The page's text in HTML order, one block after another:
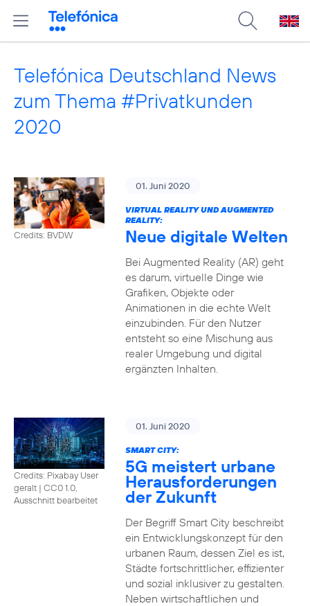
Telefónica Deutschland News
zum Thema #Privatkunden
2020
Credits: BVDW
01. Juni 2020
VIRTUAL REALITY UND AUGMENTED
REALITY:
Neue digitale Welten
Bei Augmented Reality (AR) geht
es darum, virtuelle Dinge wie
Grafiken, Objekte oder
Animationen in die echte Welt
einzubinden. Für den Nutzer
entsteht so eine Mischung aus
realer Umgebung und digital
ergänzten Inhalten.
Credits: Pixabay User
geralt | CC0 1.0,
Ausschnitt bearbeitet
01. Juni 2020
SMART CITY:
5G meistert urbane
Herausforderungen
der Zukunft
Der Begriff Smart City beschreibt
ein Entwicklungskonzept für den
urbanen Raum, dessen Ziel es ist,
Städte fortschrittlicher, effizienter
und sozial inklusiver zu gestalten.
Neben wirtschaftlichen und